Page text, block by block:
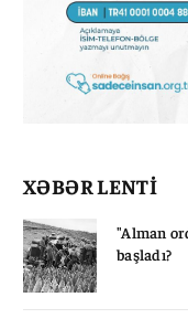
XƏBƏR LENTİ
"Alman
başladı?